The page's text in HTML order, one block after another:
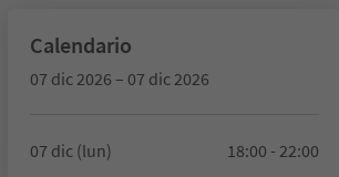
Calendario
07 dic 2026 – 07 dic 2026
07 dic (lun) 18:00 - 22:00